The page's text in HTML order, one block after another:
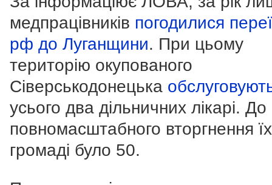
медпрацівників погодилися
рф до Луганщини. При цьому
територію окупованого
Сіверськодонецька
усього два дільничних лікарі. До
повномасштабного вторгнення
громаді було 50.